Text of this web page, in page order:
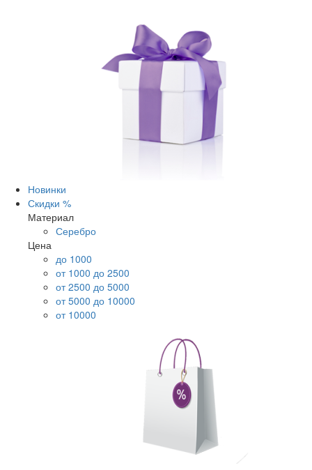
Новинки
Скидки %
Материал
Серебро
Цена
до 1000
от 1000 до 2500
от 2500 до 5000
от 5000 до 10000
от 10000